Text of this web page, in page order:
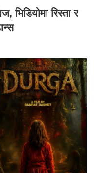
भिडियोमा रिस्ता र